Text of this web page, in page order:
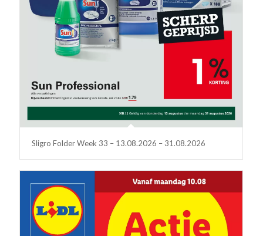
Sligro Folder Week 33 – 13.08.2026 – 31.08.2026